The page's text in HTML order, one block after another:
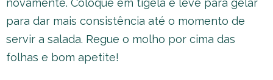
novamente. Coloque em tigela e leve para gelar
para dar mais consistência até o momento de
servir a salada. Regue o molho por cima das
folhas e bom apetite!